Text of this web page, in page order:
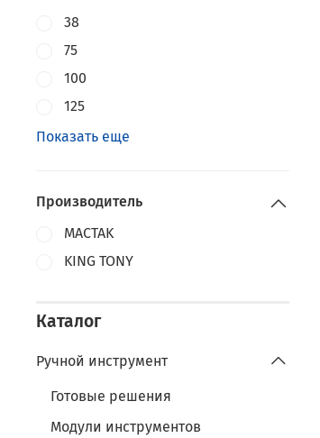
38
75
100
125
Показать еще
Производитель
MACTAK
KING TONY
Каталог
Ручной инструмент
Готовые решения
Модули инструментов